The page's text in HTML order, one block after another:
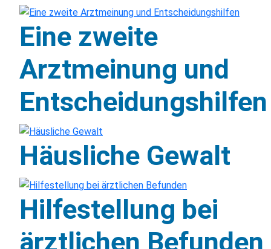
Eine zweite
Arztmeinung und
Entscheidungshilfen
Häusliche Gewalt
Hilfestellung bei
ärztlichen Befunden